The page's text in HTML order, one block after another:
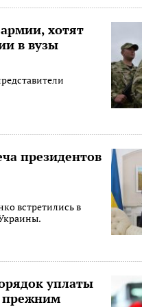
хотят
в вузы
президентов
встретились в
уплаты
прежним